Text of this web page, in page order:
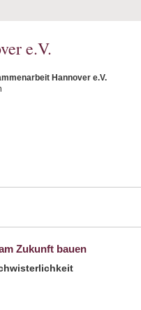
e.V.
Hannover e.V.
Zukunft bauen